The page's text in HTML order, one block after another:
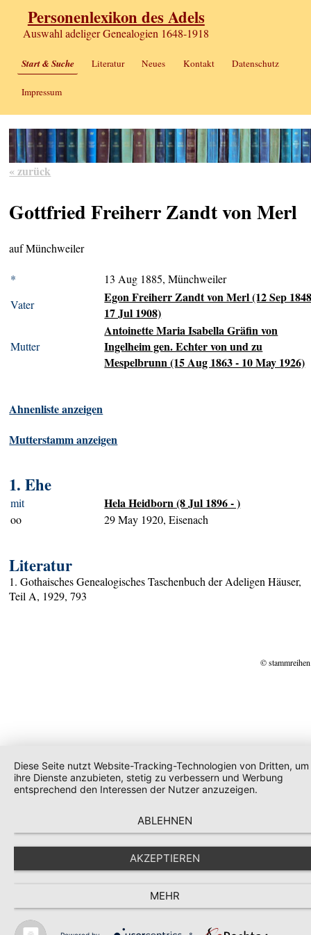
Personenlexikon des Adels
Auswahl adeliger Genealogien 1648-1918
Start & Suche Literatur Neues Kontakt Datenschutz
Impressum
« zurück
Gottfried Freiherr Zandt von Merl
auf Münchweiler
*
13 Aug 1885, Münchweiler
Vater
Egon Freiherr Zandt von Merl (12 Sep
17 Jul 1908)
Mutter
Antoinette Maria Isabella Gräfin von
Ingelheim gen. Echter von und zu
Mespelbrunn (15 Aug 1863 - 10 May 1926)
Ahnenliste anzeigen
Mutterstamm anzeigen
1. Ehe
mit Hela Heidborn (8 Jul 1896 - )
oo 29 May 1920, Eisenach
Literatur
1. Gothaisches Genealogisches Taschenbuch der Adeligen Häuser,
Teil A, 1929, 793
©
Diese Seite nutzt Website-Tracking-Technologien von Dritten, um
ihre Dienste anzubieten, stetig zu verbessern und Werbung
entsprechend den Interessen der Nutzer anzuzeigen.
ABLEHNEN
AKZEPTIEREN
MEHR